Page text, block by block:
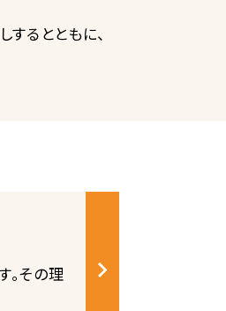
るとともに、
。その理